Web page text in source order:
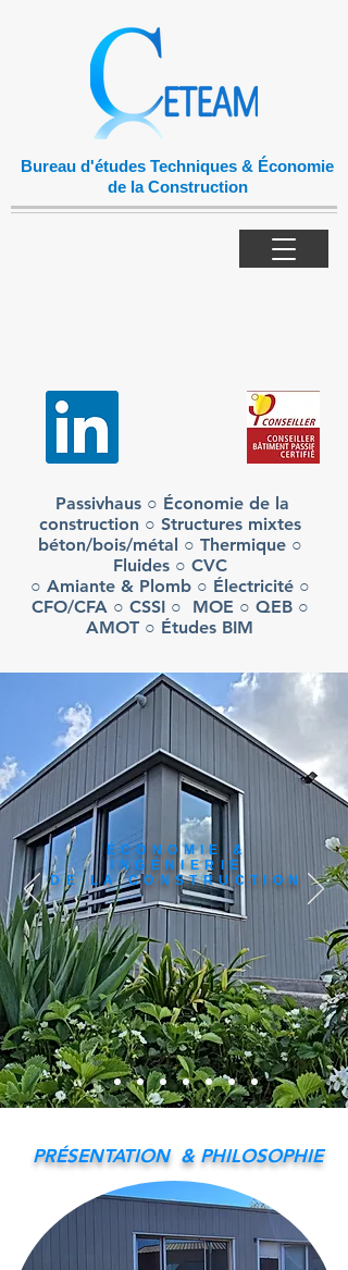
Passivhaus ○ Économie de la
construction ○ Structures mixtes
béton/bois/métal ○ Thermique ○
Fluides ○ CVC
○ Amiante & Plomb ○ Électricité ○
CFO/CFA ○ CSSI ○ MOE ○ QEB ○
AMOT ○ Études BIM
Bureau d'études Techniques & Économie
de la Construction
ÉCONOMIE &
INGÉNIERIE
DE LA CONSTRUCTION
PRÉSENTATION & PHILOSOPHIE